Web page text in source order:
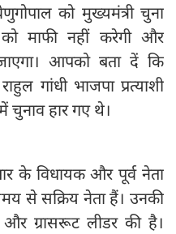
को मुख्‍यमंत्री चुना
माफी नहीं करेगी और
आपको बता दें कि
गांधी भाजपा प्रत्याशी
चुनाव हार गए थे।
के विधायक और पूर्व नेता
से सक्रिय नेता हैं। उनकी
ग्रासरूट लीडर की है।